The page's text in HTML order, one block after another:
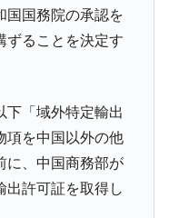
･金容範、株価暴落に
「またも暗礁」の危
い。
の暴落・本日07月29
イカーの二段コンボ
国国務院の承認を
ずることを決定す
下「域外特定輸出
項を中国以外の他
に、中国商務部が
出許可証を取得し